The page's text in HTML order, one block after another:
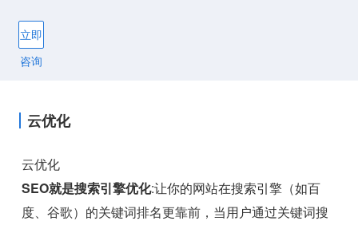
立即
咨询
云优化
云优化
SEO就是搜索引擎优化:让你的网站在搜索引擎（如百
度、谷歌）的关键词排名更靠前，当用户通过关键词搜